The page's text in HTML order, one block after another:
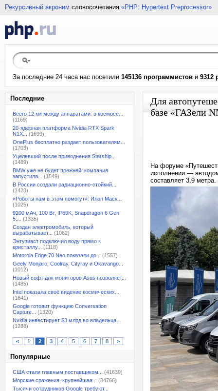
Рекурсивный акроним словосочетания «PHP: Hypertext Preprocessor»
За последние 24 часа нас посетили 145136 программистов и 9312
Последние
Всего 12 км между аппаратами: в космосе...
(1169)
20-ядерная платформа Nvidia RTX Spark
N1X...
(1699)
OnePlus бесплатно раздает пользователям...
(1703)
Уцелевший после приводнения Starship...
(1489)
BMW уже не будет прежней: компания
запустила...
(1549)
В России создали радиационно-стойкий...
(1423)
«Роботы нам в этом помогут»: Илон Маск...
(1025)
9200 мАч, 100 Вт, IP69K, Snapdragon 6 Gen
5:...
(1335)
Создан электромобиль, который
вырабатывает...
(1062)
Энтузиаст подключил воду прямо к
кристаллу...
(1118)
Motorola Edge 70 Neo показали до...
(1557)
Geely Monjaro, Coolray, Cityray и Okavango...
(1012)
Новый софт для мониторов Asus позволяет...
(1485)
Intel показала своё видение космических...
(1641)
Google готовит функцию Conversation
Capture...
(1320)
Nvidia инвестирует $3 млрд во владельца...
(1288)
< 1 2 3 4 5 6 7 8 >
Популярные
США стали главным поставщиком...
(41639)
Морские сражения, крупнейшая...
(34766)
Тысячи сотрудников Google требуют...
Для
базе «ГАЗели
На форуме
исполнении —
составляет 3,9 метра.